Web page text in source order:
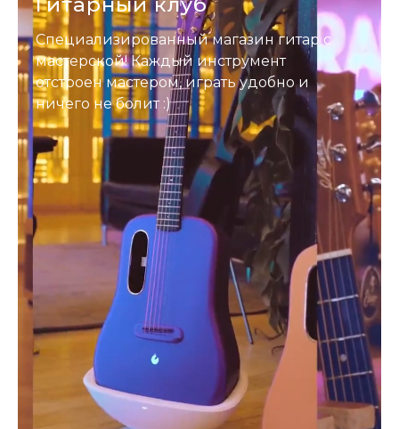
Специализированный магазин гитар с
мастерской! Каждый инструмент
отстроен мастером, играть удобно и
ничего не болит :)